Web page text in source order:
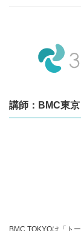
講師：BMC東
BMC TOKYOは「ト